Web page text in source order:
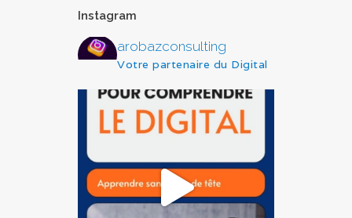
Instagram
arobazconsulting
Votre partenaire du Digital